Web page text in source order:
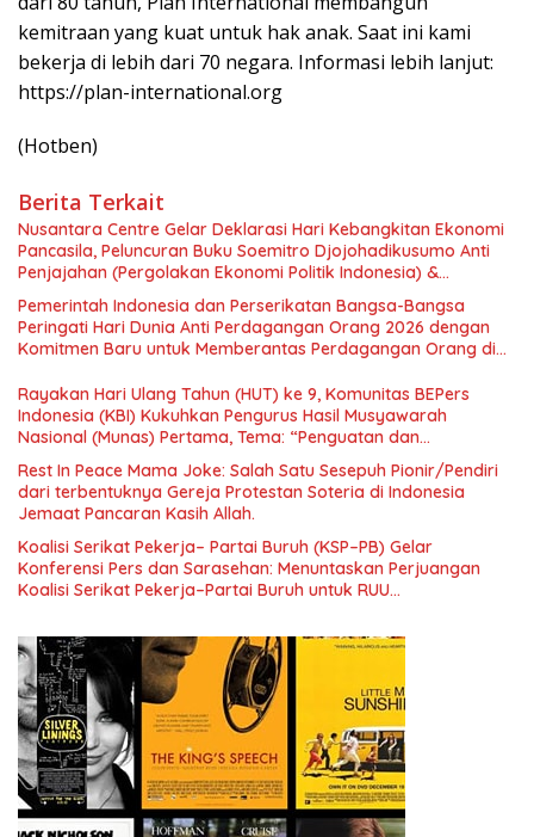
kemitraan yang kuat untuk hak anak. Saat ini kami
bekerja di lebih dari 70 negara. Informasi lebih lanjut:
https://plan-international.org
(Hotben)
Berita Terkait
Nusantara Centre Gelar Deklarasi Hari Kebangkitan Ekonomi
Pancasila, Peluncuran Buku Soemitro Djojohadikusumo Anti
Penjajahan (Pergolakan Ekonomi Politik Indonesia) &
Simposium Nasional “Urgensi Undang-Undang Perekonomian
Nasional dan Kesejahteraan Sosial dalam Menata Bangsa
Menuju Indonesia Emas 2045”,
Pemerintah Indonesia dan Perserikatan Bangsa-Bangsa
Peringati Hari Dunia Anti Perdagangan Orang 2026 dengan
Komitmen Baru untuk Memberantas Perdagangan Orang di
Rayakan Hari Ulang Tahun (HUT) ke 9, Komunitas BEPers
Indonesia (KBI) Kukuhkan Pengurus Hasil Musyawarah
Nasional (Munas) Pertama, Tema: “Penguatan dan
Pengembangan Organisasi KBI yang Berbasis Riset di seluruh
Indonesia dan Mancanegara”.
Rest In Peace Mama Joke: Salah Satu Sesepuh Pionir/Pendiri
dari terbentuknya Gereja Protestan Soteria di Indonesia
Jemaat Pancaran Kasih Allah.
Koalisi Serikat Pekerja– Partai Buruh (KSP–PB) Gelar
Konferensi Pers dan Sarasehan: Menuntaskan Perjuangan
Koalisi Serikat Pekerja–Partai Buruh untuk RUU